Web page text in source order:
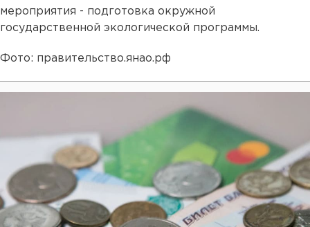
мероприятия - подготовка окружной
государственной экологической программы.
Фото: правительство.янао.рф